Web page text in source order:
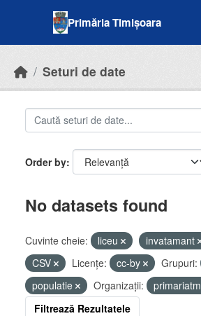
Primăria Timișoara
Seturi de date
Order by
No datasets found
Cuvinte cheie: liceu invatamant
CSV
Licenţe: cc-by Grupuri:
populatie
Organizații:
primariatm
Filtrează Rezultatele